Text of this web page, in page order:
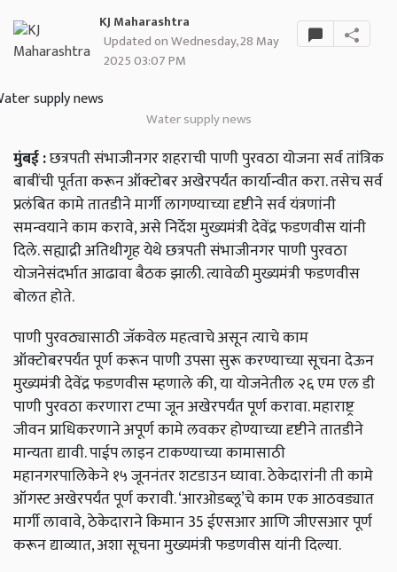
KJ Maharashtra
Updated on Wednesday, 28 May
2025 03:07 PM
Water supply news
मुंबई:छत्रपतीसंभाजीनगरशहराचीपाणीपुरवठायोजनासर्वतांत्रिक
बाबींचीपूर्तताकरूनऑक्टोबरअखेरपर्यंतकार्यान्वीतकरा.तसेचसर्व
प्रलंबितकामेतातडीनेमार्गीलागण्याच्यादृष्टीनेसर्वयंत्रणांनी
समन्वयानेकामकरावे,असेनिर्देशमुख्यमंत्रीदेवेंद्रफडणवीसयांनी
दिले.सह्याद्रीअतिथीगृहयेथेछत्रपतीसंभाजीनगरपाणीपुरवठा
योजनेसंदर्भातआढावाबैठकझाली.त्यावेळीमुख्यमंत्रीफडणवीस
बोलतहोते.
पाणीपुरवठ्यासाठीजॅकवेलमहत्वाचेअसूनत्याचेकाम
ऑक्टोबरपर्यंतपूर्णकरूनपाणीउपसासुरूकरण्याच्यासूचनादेऊन
मुख्यमंत्रीदेवेंद्रफडणवीसम्हणालेकी,यायोजनेतील२६एमएलडी
पाणीपुरवठाकरणाराटप्पाजूनअखेरपर्यंतपूर्णकरावा.महाराष्ट्र
जीवनप्राधिकरणानेअपूर्णकामेलवकरहोण्याच्यादृष्टीनेतातडीने
मान्यताद्यावी.पाईपलाइनटाकण्याच्याकामासाठी
महानगरपालिकेने१५जूननंतरशटडाउनघ्यावा.ठेकेदारांनीतीकामे
ऑगस्टअखेरपर्यंतपूर्णकरावी. ‘आरओडब्लू’चेकामएकआठवड्यात
मार्गीलावावे,ठेकेदारानेकिमान35ईएसआरआणिजीएसआरपूर्ण
करूनद्याव्यात,अशासूचनामुख्यमंत्रीफडणवीसयांनीदिल्या.